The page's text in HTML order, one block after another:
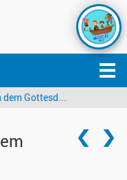
Gottesd...